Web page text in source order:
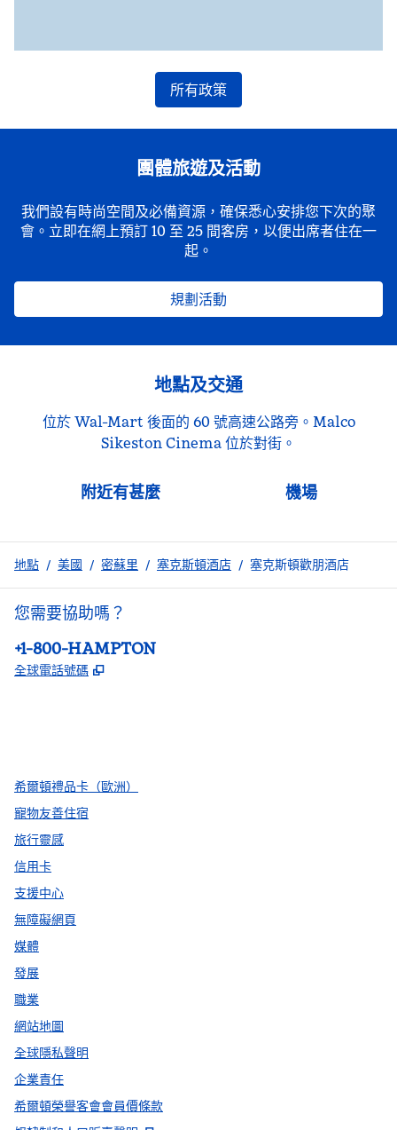
所有政策
團體旅遊及活動
我們設有時尚空間及必備資源，確保悉心安排您下次的聚
會。立即在網上預訂 10 至 25 間客房，以便出席者住在一
起。
規劃活動
地點及交通
位於 Wal-Mart 後面的 60 號高速公路旁。Malco
Sikeston Cinema 位於對街。
附近有甚麼 機場
地點 / 美國 / 密蘇里 / 塞克斯頓酒店 / 塞克斯頓歡朋酒店
您需要協助嗎？
電話：
+1-800-HAMPTON
全球電話號碼 ,
希爾頓禮品卡（歐洲）
寵物友善住宿
旅行靈感
信用卡
支援中心
無障礙網頁
媒體
發展
職業
網站地圖
全球隱私聲明
企業責任
希爾頓榮譽客會會員價條款